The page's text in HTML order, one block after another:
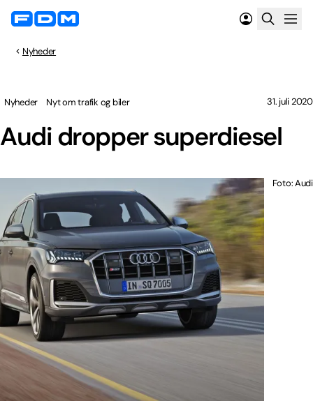
Nyheder
Audi dropper superdiesel
Nyheder Nyt om trafik og biler 31. juli 2020
Foto: Audi